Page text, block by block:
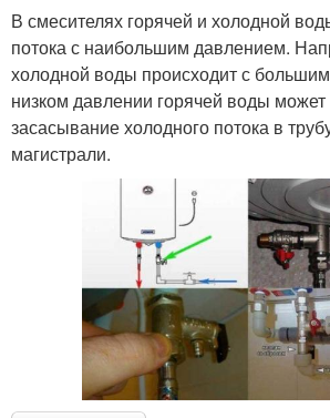
Аварийный клапан
Вод из
предохранительного
клапана
Клапан на бойлере
В смесителях горячей и холодной
потока с наибольшим давлением.
холодной воды происходит с
низком давлении горячей воды может
засасывание холодного потока в
магистрали.